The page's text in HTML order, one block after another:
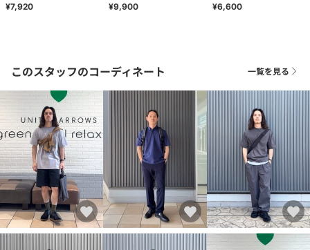
¥7,920 ¥9,900 ¥6,600
このスタッフのコーディネート 一覧を見る